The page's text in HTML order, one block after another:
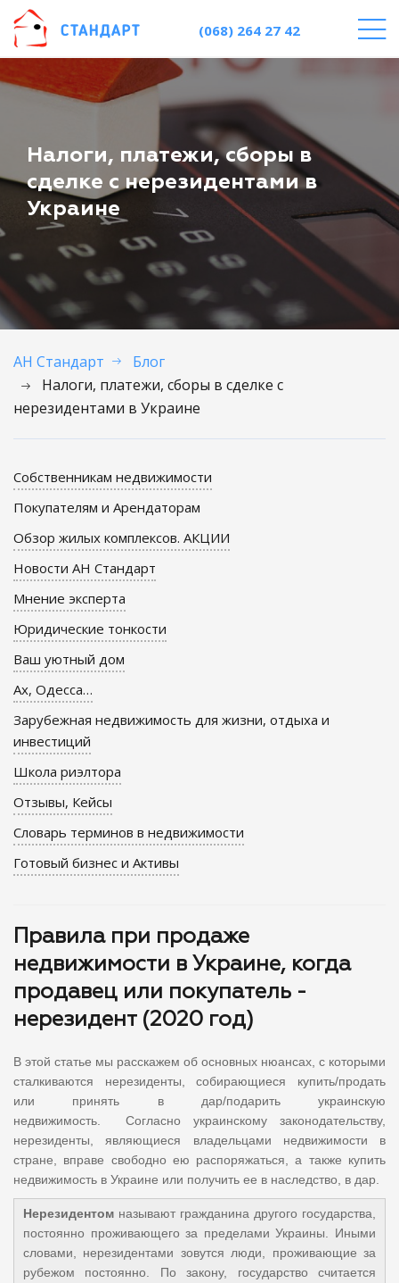
(068) 264 27 42
Налоги, платежи, сборы в
сделке с нерезидентами в
Украине
АН Стандарт
Блог
Налоги, платежи, сборы в сделке с
нерезидентами в Украине
Собственникам недвижимости
Покупателям и Арендаторам
Обзор жилых комплексов. АКЦИИ
Новости АН Стандарт
Мнение эксперта
Юридические тонкости
Ваш уютный дом
Ах, Одесса…
Зарубежная недвижимость для жизни, отдыха и
инвестиций
Школа риэлтора
Отзывы, Кейсы
Словарь терминов в недвижимости
Готовый бизнес и Активы
Правила при продаже
недвижимости в Украине, когда
продавец или покупатель -
нерезидент (2020 год)
В этой статье мы расскажем об основных нюансах, с которыми
сталкиваются нерезиденты, собирающиеся купить/продать
или принять в дар/подарить украинскую
недвижимость. Согласно украинскому законодательству,
нерезиденты, являющиеся владельцами недвижимости в
стране, вправе свободно ею распоряжаться, а также купить
недвижимость в Украине или получить ее в наследство, в дар.
Нерезидентом называют гражданина другого государства,
постоянно проживающего за пределами Украины. Иными
словами, нерезидентами зовутся люди, проживающие за
рубежом постоянно. По закону, государство считается